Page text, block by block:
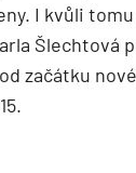
I kvůli
Šlechtová
začátku